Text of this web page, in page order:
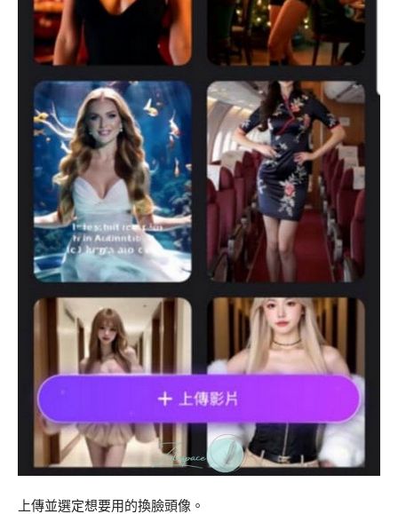
上傳並選定想要用的換臉頭像。